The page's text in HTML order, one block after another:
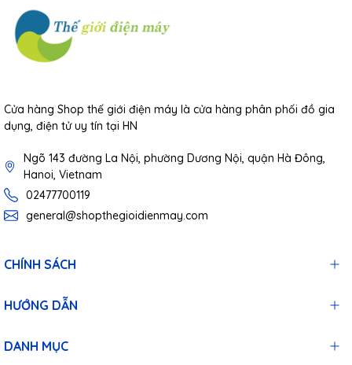
Cửa hàng Shop thế giới điện máy là cửa hàng phân phối đồ gia
dụng, điện tử uy tín tại HN
Ngõ 143 đường La Nội, phường Dương Nội, quận Hà Đông,
Hanoi, Vietnam
02477700119
general@shopthegioidienmay.com
CHÍNH SÁCH
HƯỚNG DẪN
DANH MỤC